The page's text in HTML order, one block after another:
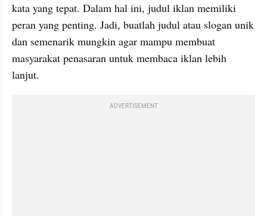
kata yang tepat. Dalam hal ini, judul iklan memiliki
peran yang penting. Jadi, buatlah judul atau slogan unik
dan semenarik mungkin agar mampu membuat
masyarakat penasaran untuk membaca iklan lebih
lanjut.
ADVERTISEMENT